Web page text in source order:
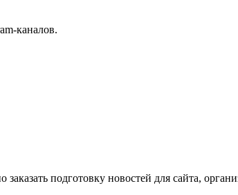
каналов.
подготовку новостей для сайта,